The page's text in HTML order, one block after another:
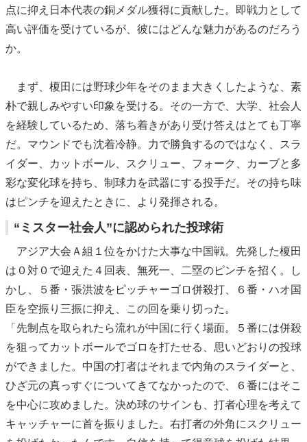
点に抑え日本代表の銅メダル獲得に貢献した。即戦力として
高い評価を受けているが、彼にはどんな魅力があるのだろう
か。
まず、榎田には野球少年をそのまま大きくしたような、素
朴で親しみやすい印象を受ける。その一方で、大学、社会人
を経験しているため、落ち着きがあり受け答えはとても丁寧
だ。マウンドでも沈着冷静。力で勝負するのではなく、スラ
イダー、カットボール、スクリュー、フォーク、カーブと多
彩な変化球を持ち、制球力を武器にする投手だ。その持ち味
はピンチを迎えたときに、より発揮される。
“ミスター社会人”に認められた投球術
アジア大会Ａ組１位をかけた大事な中国戦。先発した榎田
は０対０で迎えた４回表、無死一、二塁のピンチを招く。し
かし、５番・張洪波をピッチャーゴロ併殺打、６番・ハオ国
臣を空振り三振に抑え、この回を乗り切った。
「先制点を取られたら流れが中国に行く場面。５番には併殺
を狙ってカットボールでゴロを打たせる、思いどおりの投球
ができました。中国の打者はそれまで内角のスライダーと、
ひざ元の真っすぐについてきてなかったので、６番にはそこ
を中心に攻めました。決め球のサインも、打者心理を考えて
キャッチャーに首を振りました。右打者の外角にスクリュー